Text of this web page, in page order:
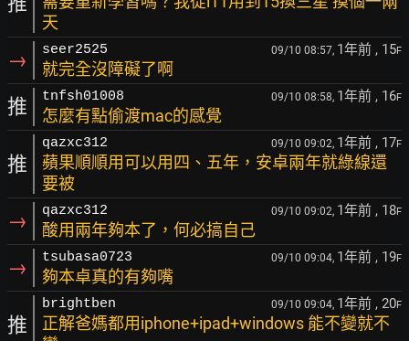
天
→ seer2525 09/10 08:57, 1年前 , 15F
就完全沒障礙了啊
推 tnfsh01008 09/10 08:58, 1年前 , 16F
怎麼有點偷渡mac的感覺
推
qazxc312 09/10 09:02, 1年前 , 17F
蘋果順順用可以用四、五年，安卓兩年就綠線還
要被
→ qazxc312 09/10 09:02, 1年前 , 18F
酸用兩年夠本了，何必搞自己
→ tsubasa0723 09/10 09:04, 1年前 , 19F
夠本卓真的有夠嘴
推
brightben 09/10 09:04, 1年前 , 20F
正解爸媽都用iphone+ipad+windows 能不變就不